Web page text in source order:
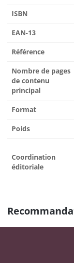
ISBN
EAN-13
Référence
Nombre de pages
de contenu
principal
Format
Poids
Coordination
éditoriale